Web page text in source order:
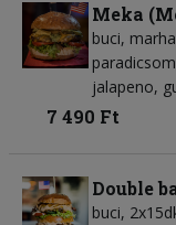
Meka
buci,
jalapeno,
7 490 Ft
Double
buci,